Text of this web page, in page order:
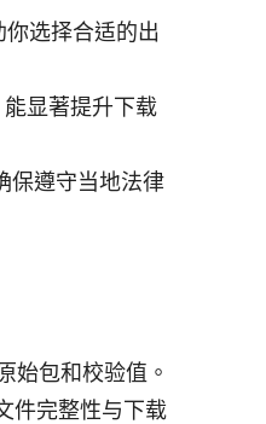
选择合适的出
显著提升下载
保遵守当地法律
始包和校验值。
件完整性与下载